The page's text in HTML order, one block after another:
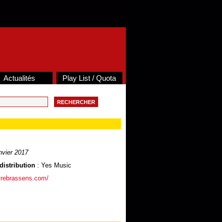
Actualités Play List / Quota
2017
: Yes Music